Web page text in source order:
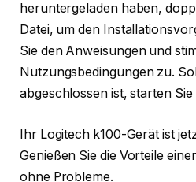
heruntergeladen haben,
Datei, um den
Sie den Anweisungen und
Nutzungsbedingungen zu.
abgeschlossen ist, starten
Ihr Logitech k100-Gerät ist
Genießen Sie die Vorteile
ohne Probleme.